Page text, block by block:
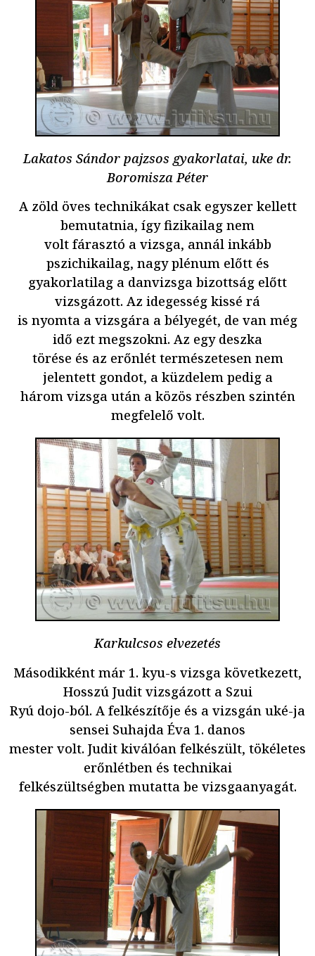
Lakatos Sándor pajzsos gyakorlatai, uke dr.
Boromisza Péter
A zöld öves technikákat csak egyszer kellett
bemutatnia, így fizikailag nem
volt fárasztó a vizsga, annál inkább
pszichikailag, nagy plénum előtt és
gyakorlatilag a danvizsga bizottság előtt
vizsgázott. Az idegesség kissé rá
is nyomta a vizsgára a bélyegét, de van még
idő ezt megszokni. Az egy deszka
törése és az erőnlét természetesen nem
jelentett gondot, a küzdelem pedig a
három vizsga után a közös részben szintén
megfelelő volt.
Karkulcsos elvezetés
Másodikként már 1. kyu-s vizsga következett,
Hosszú Judit vizsgázott a Szui
Ryú dojo-ból. A felkészítője és a vizsgán uké-ja
sensei Suhajda Éva 1. danos
mester volt. Judit kiválóan felkészült, tökéletes
erőnlétben és technikai
felkészültségben mutatta be vizsgaanyagát.